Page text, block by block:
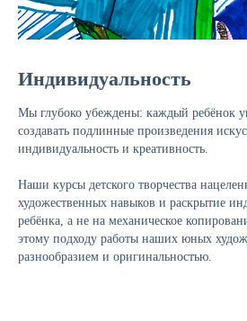
Индивидуальность
Мы глубоко убеждены: каждый ребёнок
создавать подлинные произведения
индивидуальность и креативность.
Наши курсы детского творчества
художественных навыков и раскрытие
ребёнка, а не на механическое
этому подходу работы наших юных
разнообразием и оригинальностью.